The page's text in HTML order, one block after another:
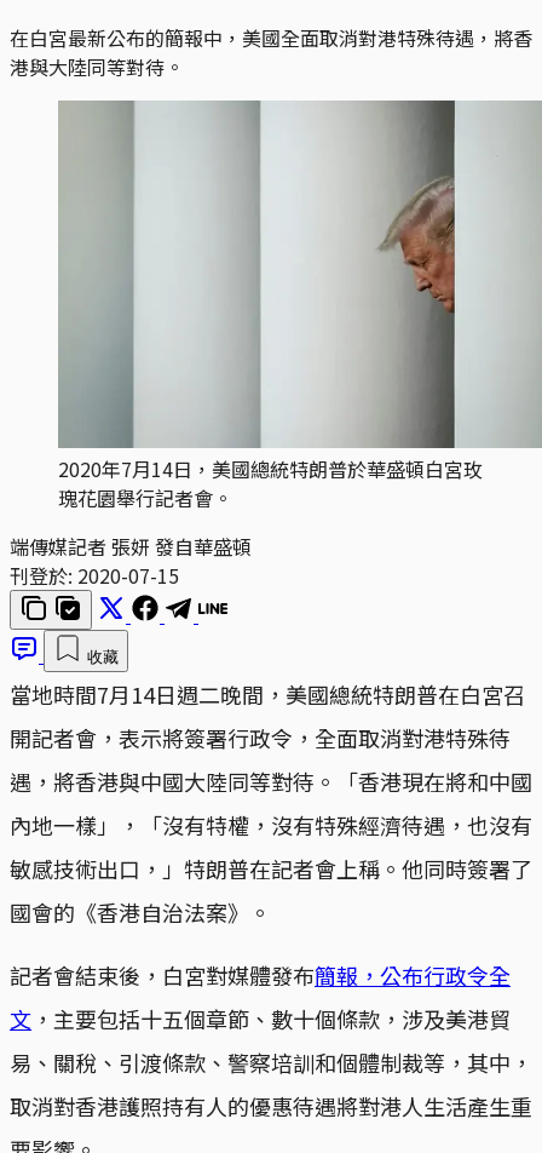
在白宮最新公布的簡報中，美國全面取消對港特殊待遇，將香
港與大陸同等對待。
2020年7月14日，美國總統特朗普於華盛頓白宮玫
瑰花園舉行記者會。
端傳媒記者 張妍 發自華盛頓
刊登於: 2020-07-15
收藏
當地時間7月14日週二晚間，美國總統特朗普在白宮召
開記者會，表示將簽署行政令，全面取消對港特殊待
遇，將香港與中國大陸同等對待。「香港現在將和中國
內地一樣」，「沒有特權，沒有特殊經濟待遇，也沒有
敏感技術出口，」特朗普在記者會上稱。他同時簽署了
國會的《香港自治法案》。
記者會結束後，白宮對媒體發布簡報，公布行政令全
文 ，主要包括十五個章節、數十個條款，涉及美港貿
易、關稅、引渡條款、警察培訓和個體制裁等，其中，
取消對香港護照持有人的優惠待遇將對港人生活產生重